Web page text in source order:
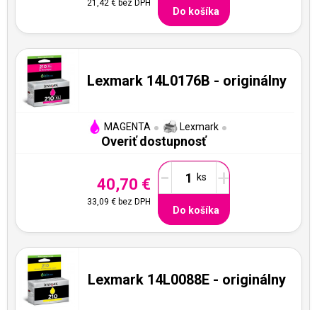
21,42 € bez DPH
Do košíka
Lexmark 14L0176B - originálny
MAGENTA Lexmark
Overiť dostupnosť
40,70 €
33,09 € bez DPH
- +
Do košíka
Lexmark 14L0088E - originálny